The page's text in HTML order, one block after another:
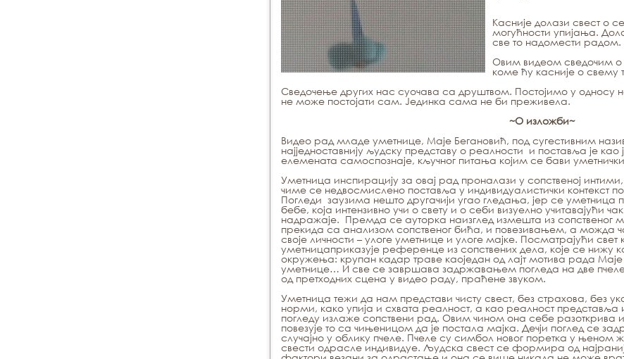
Касније долази свест о
могућности упијања.
све то надомести радом.
Овим видеом сведочим о
коме ћу касније о свему
Сведочење других нас суочава са друштвом. Постојимо у односу
не може постојати сам. Јединка сама не би преживела.
~О изложби~
Видео рад младе уметнице, Маје Бегановић, под сугестивним
најједноставнију људску представу о реалности и поставља је
елемената самоспознаје, кључног питања којим се бави
Уметница инспирацију за овај рад проналази у сопственој
чиме се недвосмислено поставља у индивидуалистички контекст
Погледи заузима нешто другачији угао гледања, јер се уметница
бебе, која интензивно учи о свету и о себи визуелно учитавајући
надражаје. Премда се ауторка наизглед измешта из сопственог
прекида са анализом сопственог бића, и повезивањем, а можда
своје личности – улоге уметнице и улоге мајке. Посматрајући свет
уметницаприказује референце из сопствених дела, које се нижу
окружења: крупан кадар траве каоједан од лајт мотива рада
уметнице… И све се завршава задржавањем погледа на две пчеле,
од претходних сцена у видео раду, праћене звуком.
Уметница тежи да нам представи чисту свест, без страхова, без
норми, како упија и схвата реалност, а као реалност представља
погледу излаже сопствени рад. Овим чином она себе
повезује то са чињеницом да је постала мајка. Дечји поглед се
случајно у облику пчеле. Пчеле су симбол новог поретка у
свести одрасле индивидуе. Људска свест се формира од